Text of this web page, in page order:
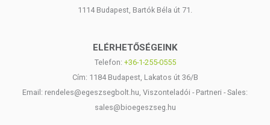
1114 Budapest, Bartók Béla út 71.
ELÉRHETŐSÉGEINK
Telefon: +36-1-255-0555
Cím: 1184 Budapest, Lakatos út 36/B
Email: rendeles@egeszsegbolt.hu, Viszonteladói - Partneri - Sales:
sales@bioegeszseg.hu